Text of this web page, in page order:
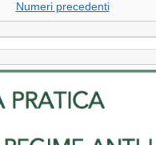
Numeri precedenti